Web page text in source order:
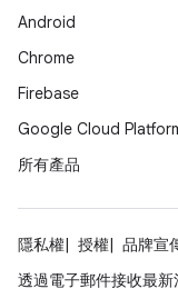
Android
Chrome
Firebase
Google Cloud
所有產品
隱私權 授權 品牌宣
透過電子郵件接收最